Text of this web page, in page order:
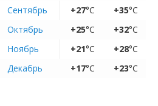
Сентябрь
+27°C +35°C
Октябрь
+25°C +32°C
Ноябрь
+21°C +28°C
Декабрь
+17°C +23°C